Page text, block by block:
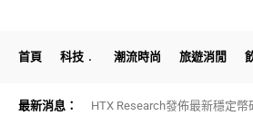
首頁 科技 潮流時尚 旅遊消閒
最新消息： HTX Research發佈最新穩定